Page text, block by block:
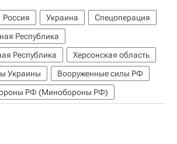
Россия Украина
Спецоперация
Республика
Республика
Херсонская область
Украины
Вооруженные силы РФ
РФ (Минобороны РФ)